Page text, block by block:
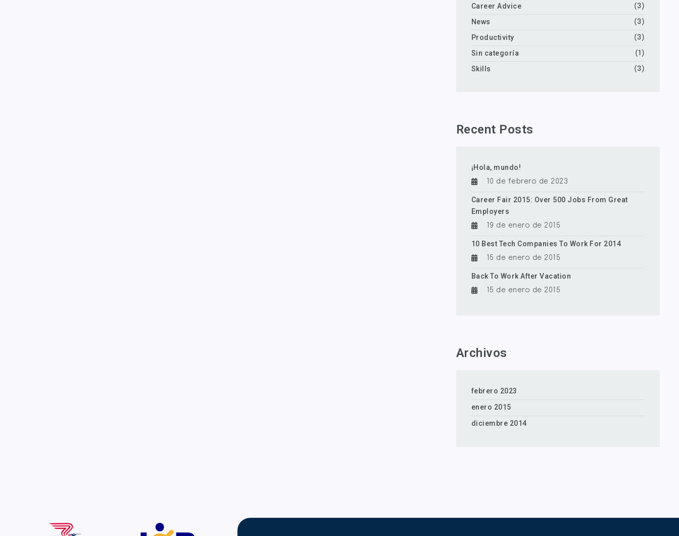
Career Advice (3)
News (3)
Productivity (3)
Sin categoría (1)
Skills (3)
Recent Posts
¡Hola, mundo!
10 de febrero de 2023
Career Fair 2015: Over 500 Jobs From Great
Employers
19 de enero de 2015
10 Best Tech Companies To Work For 2014
15 de enero de 2015
Back To Work After Vacation
15 de enero de 2015
Archivos
febrero 2023
enero 2015
diciembre 2014